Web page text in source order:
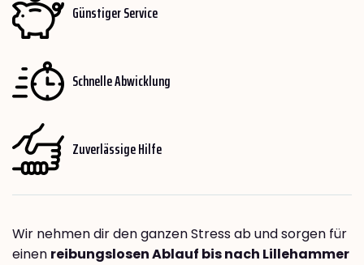
Günstiger Service
Schnelle Abwicklung
Zuverlässige Hilfe
Wir nehmen dir den ganzen Stress ab und sorgen für
einen reibungslosen Ablauf bis nach Lillehammer